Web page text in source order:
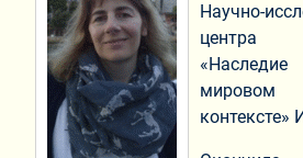
Научно-
центра